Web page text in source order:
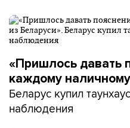
«Пришлось давать
каждому
Беларус купил
наблюдения